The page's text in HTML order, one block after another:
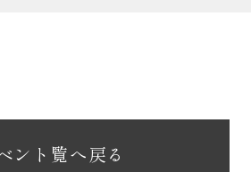
で利用いたします。
ント覧へ戻る